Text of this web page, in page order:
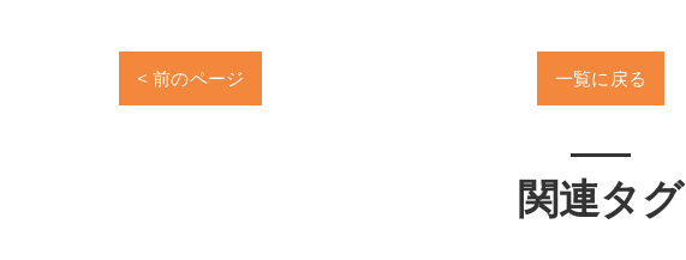
< 前のページ 一覧に戻る
関連タグ